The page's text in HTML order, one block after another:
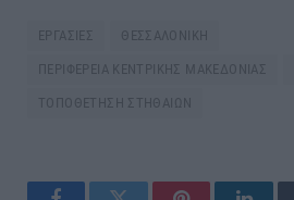
ΕΡΓΑΣΙΕΣ ΘΕΣΣΑΛΟΝΙΚΗ
ΠΕΡΙΦΕΡΕΙΑ ΚΕΝΤΡΙΚΗΣ ΜΑΚΕΔΟΝΙΑΣ
ΤΟΠΟΘΕΤΗΣΗ ΣΤΗΘΑΙΩΝ